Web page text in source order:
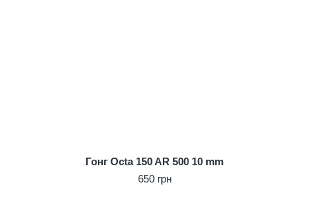
Гонг Octa 150 AR 500 10 mm
650 грн